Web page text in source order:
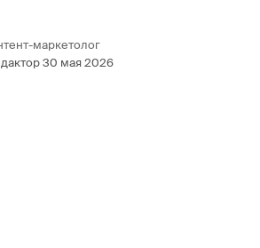
маркетолог
30 мая 2026